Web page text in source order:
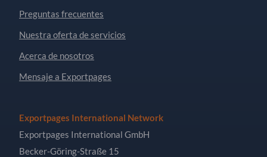
Preguntas frecuentes
Nuestra oferta de servicios
Acerca de nosotros
Mensaje a Exportpages
Exportpages International Network
Exportpages International GmbH
Becker-Göring-Straße 15